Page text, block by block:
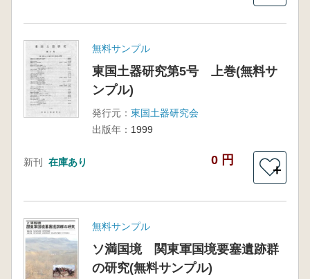
無料サンプル
東国土器研究第5号 上巻(無料サ
ンプル)
発行元： 東国土器研究会
出版年： 1999
新刊 在庫あり 0 円
＋
無料サンプル
ソ満国境 関東軍国境要塞遺跡群
の研究(無料サンプル)